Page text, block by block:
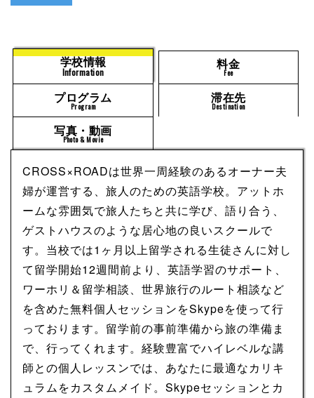
学校情報
Information
料金
Fee
プログラム
Program
滞在先
Destination
写真・動画
Photo & Movie
CROSS×ROADは世界一周経験のあるオーナー夫
婦が運営する、旅人のための英語学校。アットホ
ームな雰囲気で旅人たちと共に学び、語り合う、
ゲストハウスのような居心地の良いスクールで
す。当校では1ヶ月以上留学される生徒さんに対し
て留学開始12週間前より、英語学習のサポート、
ワーホリ＆留学相談、世界旅行のルート相談など
を含めた無料個人セッションをSkypeを使って行
っております。留学前の事前準備から旅の準備ま
で、行ってくれます。経験豊富でハイレベルな講
師との個人レッスンでは、あなたに最適なカリキ
ュラムをカスタムメイド。Skypeセッションとカ